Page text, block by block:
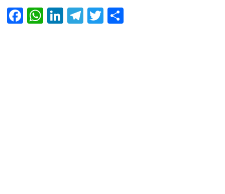
Facebook
WhatsApp
LinkedIn
Telegram
Twitter